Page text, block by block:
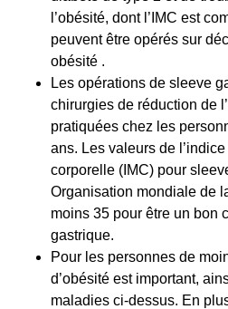
l’obésité, dont l’IMC est
peuvent être opérés sur
obésité .
Les opérations de sleeve
chirurgies de réduction de
pratiquées chez les
ans. Les valeurs de
corporelle (IMC) pour
Organisation mondiale de
moins 35 pour être un bon
gastrique.
Pour les personnes de
d’obésité est important,
maladies ci-dessus. En